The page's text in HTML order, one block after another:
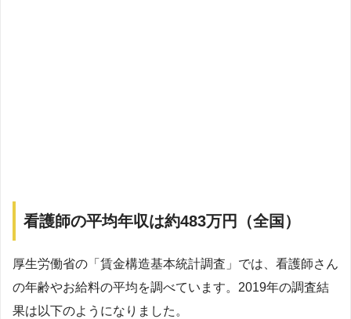
看護師の平均年収は約483万円（全国）
厚生労働省の「賃金構造基本統計調査」では、看護師さん
の年齢やお給料の平均を調べています。2019年の調査結
果は以下のようになりました。